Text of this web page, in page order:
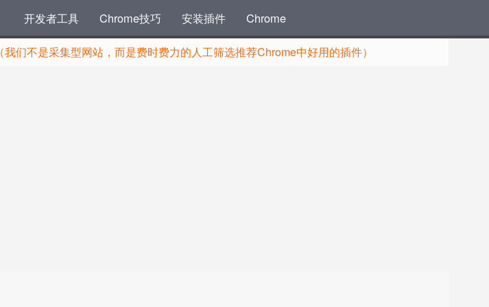
开发者工具 Chrome技巧 安装插件 Chrome
（我们不是采集型网站，而是费时费力的人工筛选推荐Chrome中好用的插件）